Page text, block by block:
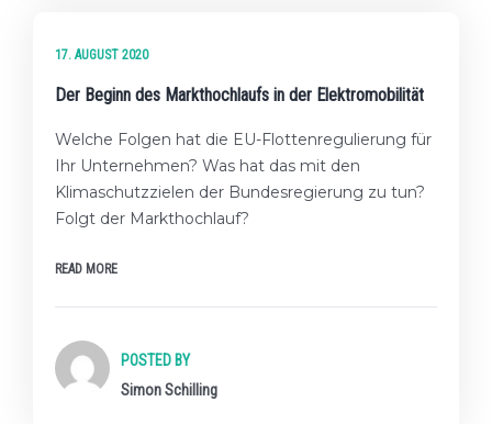
17. AUGUST 2020
Der Beginn des Markthochlaufs in der Elektromobilität
Welche Folgen hat die EU-Flottenregulierung für
Ihr Unternehmen? Was hat das mit den
Klimaschutzzielen der Bundesregierung zu tun?
Folgt der Markthochlauf?
READ MORE
POSTED BY
Simon Schilling